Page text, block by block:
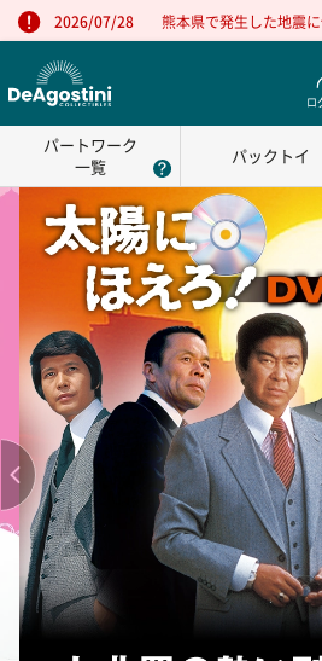
2026/07/28 熊本県で発生した地震
ロ
パートワーク
一覧
パックトイ